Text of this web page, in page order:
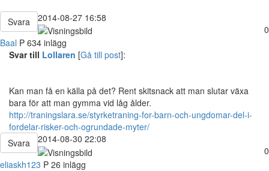
Svara
2014-08-27 16:58
0
Baal P 634 inlägg
Svar till Lollaren [Gå till post]:
Kan man få en källa på det? Rent skitsnack att man slutar växa
bara för att man gymma vid låg ålder.
http://traningslara.se/styrketraning-for-barn-och-ungdomar-del-i-
fordelar-risker-och-ogrundade-myter/
Svara
2014-08-30 22:08
0
eliaskh123 P 26 inlägg